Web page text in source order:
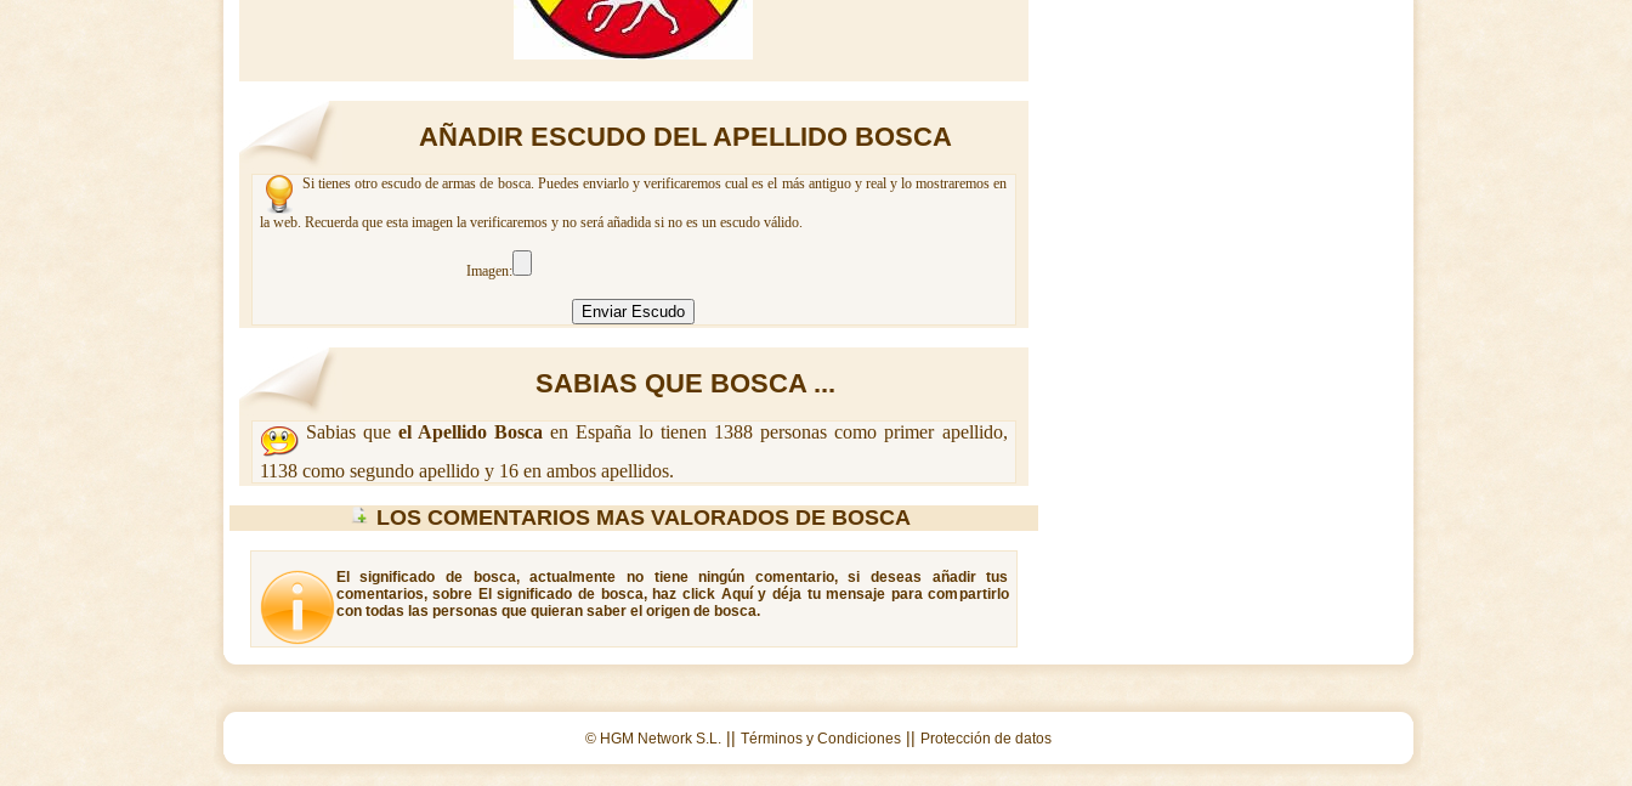
AÑADIR ESCUDO DEL APELLIDO BOSCA
Si tienes otro escudo de armas de bosca. Puedes enviarlo y verificaremos cual es el más antiguo y real y lo mostraremos en
la web. Recuerda que esta imagen la verificaremos y no será añadida si no es un escudo válido.
Imagen:
SABIAS QUE BOSCA ...
Sabias que el Apellido Bosca en España lo tienen 1388 personas como primer apellido,
1138 como segundo apellido y 16 en ambos apellidos.
LOS COMENTARIOS MAS VALORADOS DE BOSCA
El significado de bosca, actualmente no tiene ningún comentario, si deseas añadir tus
comentarios, sobre El significado de bosca, haz click Aquí y déja tu mensaje para compartirlo
con todas las personas que quieran saber el origen de bosca.
© HGM Network S.L. || Términos y Condiciones|| Protección de datos